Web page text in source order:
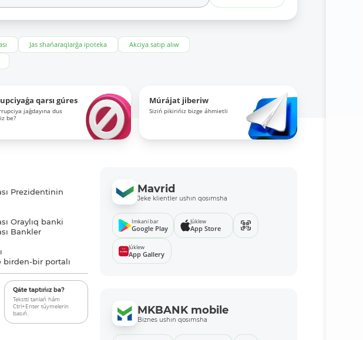
Jas shańaraqlarǵa ipoteka
Akciya satıp alıw
qarsı gúres
jaǵdayına dus
be?
Múrájat jiberiw
Siziń pikirińiz bizge áhmietli
Prezidentinin
Oraylıq banki
Bankler
bir portalı
Qáte taptıńız ba?
Tekstti tanlań hám
Ctrl+Enter túymelerin
basıń.
Mavrid
Jeke klientler ushın qosımsha
Imkani bar
Google Play
Júklew
App Store
Júklew
App Gallery
MKBANK mobile
Biznes ushın qosımsha